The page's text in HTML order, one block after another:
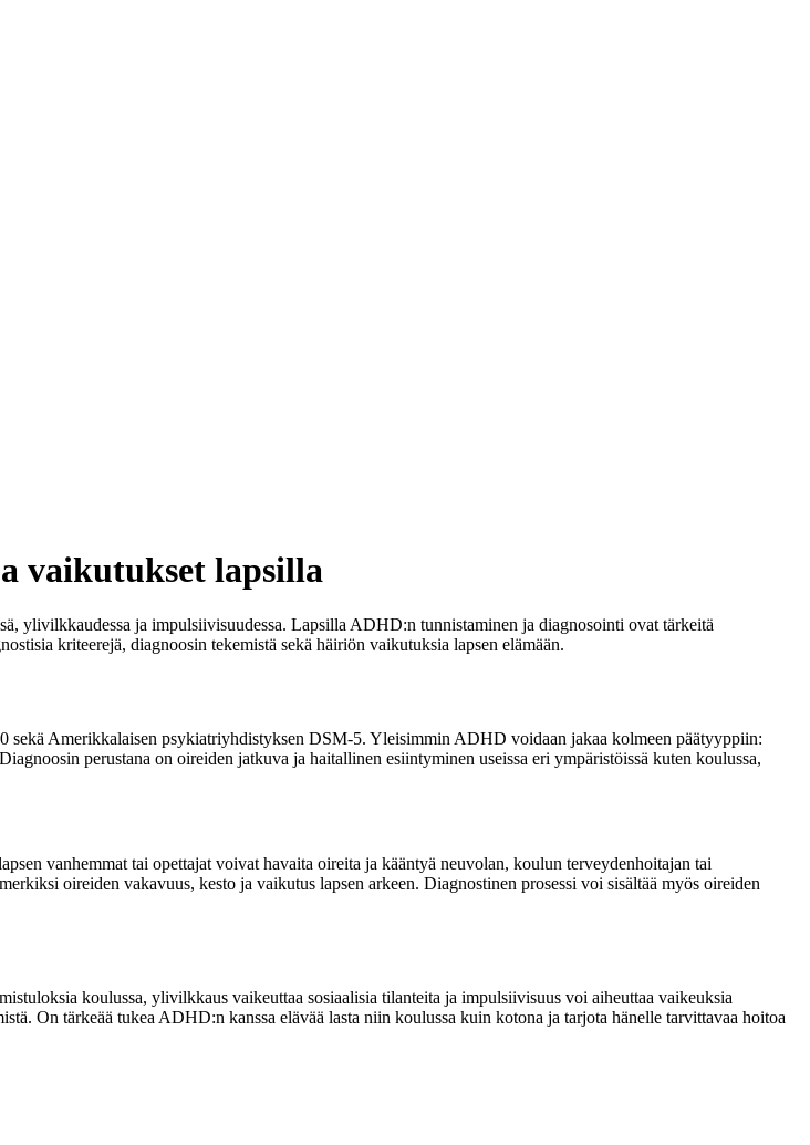
vaikutukset lapsilla
ylivilkkaudessa ja impulsiivisuudessa. Lapsilla ADHD:n tunnistaminen ja diagnosointi ovat tärkeitä
kriteerejä, diagnoosin tekemistä sekä häiriön vaikutuksia lapsen elämään.
Amerikkalaisen psykiatriyhdistyksen DSM-5. Yleisimmin ADHD voidaan jakaa kolmeen päätyyppiin:
perustana on oireiden jatkuva ja haitallinen esiintyminen useissa eri ympäristöissä kuten koulussa,
vanhemmat tai opettajat voivat havaita oireita ja kääntyä neuvolan, koulun terveydenhoitajan tai
oireiden vakavuus, kesto ja vaikutus lapsen arkeen. Diagnostinen prosessi voi sisältää myös oireiden
koulussa, ylivilkkaus vaikeuttaa sosiaalisia tilanteita ja impulsiivisuus voi aiheuttaa vaikeuksia
On tärkeää tukea ADHD:n kanssa elävää lasta niin koulussa kuin kotona ja tarjota hänelle tarvittavaa hoitoa